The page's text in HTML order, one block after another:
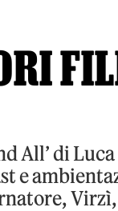
All’ di
e
Virzì,